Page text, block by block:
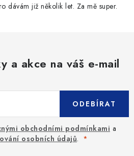
dávám již několik let. Za mě super.
a akce na váš e-mail
obchodními podmínkami a
osobních údajů.
ODEBÍRAT